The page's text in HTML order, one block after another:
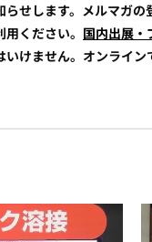
せします。メルマガの
ください。 国内出展・
けません。オンライ